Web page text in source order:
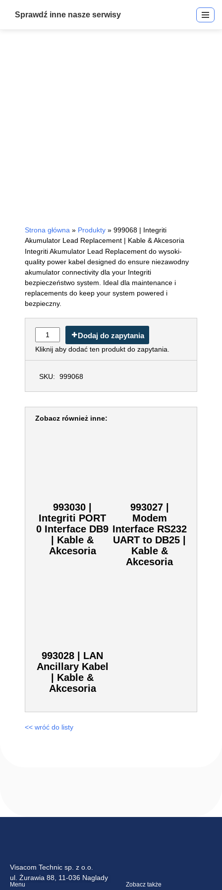
Strona główna » Produkty » 999068 | Integriti
Akumulator Lead Replacement | Kable & Akcesoria
Integriti Akumulator Lead Replacement do wysoki-
quality power kabel designed do ensure niezawodny
akumulator connectivity dla your Integriti
bezpieczeństwo system. Ideal dla maintenance i
replacements do keep your system powered i
bezpieczny.
Dodaj do zapytania
Kliknij aby dodać ten produkt do zapytania.
SKU: 999068
Zobacz również inne:
993030 |
Integriti PORT
0 Interface DB9
| Kable &
Akcesoria
993027 |
Modem
Interface RS232
UART to DB25 |
Kable &
Akcesoria
993028 | LAN
Ancillary Kabel
| Kable &
Akcesoria
<< wróć do listy
Visacom Technic sp. z o.o.
ul. Żurawia 88, 11-036 Naglady
Menu Zobacz także
Sprawdź inne nasze serwisy